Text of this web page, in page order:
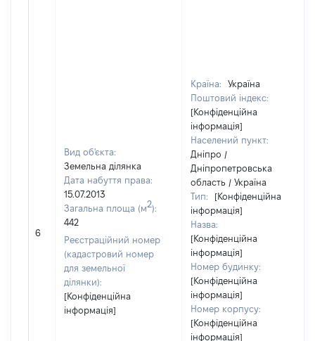
6
Вид об'єкта:
Земельна ділянка
Дата набуття права:
15.07.2013
Загальна площа (м2):
442
Реєстраційний номер
(кадастровий номер
для земельної
ділянки):
[Конфіденційна
інформація]
Країна:
Україна
Поштовий індекс:
[Конфіденційна
інформація]
Населений пункт:
Дніпро /
Дніпропетровська
область / Україна
Тип:
[Конфіденційна
інформація]
Назва:
[Конфіденційна
інформація]
Номер будинку:
[Конфіденційна
інформація]
Номер корпусу:
[Конфіденційна
інформація]